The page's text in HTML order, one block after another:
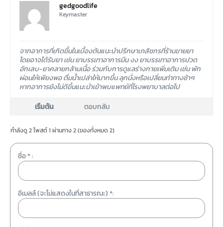
gedgoodlife
Keymaster
จากอาการที่เกิดขึ้นในเบื้องต้นแนะนำปรึกษาเภสัชกรที่ร้านขายยา
โดยอาจได้รับยา เช่น ยาบรรเทาอาการมึน งง ยาบรรเทาอาการปวด
อักเสบ-ยาคลายกล้ามเนื้อ ร่วมกับการดูแลร่างกายเพิ่มเติม เช่น พัก
ผ่อนให้เพียงพอ ดื่มน้ำเปล่าให้มากขึ้น ลุกนั่งหรือเปลี่ยนท่าทางช้าๆ
หากอาการยังไม่ดีขึ้นแนะนำเข้าพบแพทย์ที่โรงพยาบาลต่อไป
เริ่มต้น
ตอบกลับ
กำลังดู 2 โพสต์ 1 ผ่านทาง 2 (ของทั่งหมด 2)
ชื่อ * :
อีเมลล์ (จะไม่แสดงในที่สาธารณะ) *: